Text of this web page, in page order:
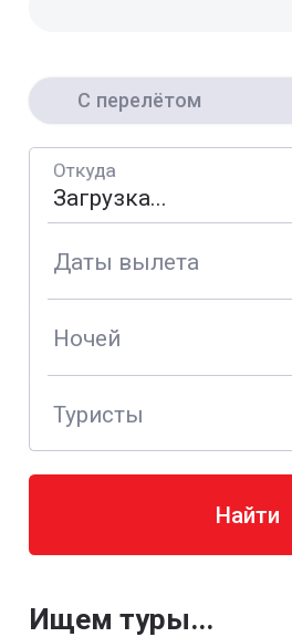
С перелётом
Откуда
Даты вылета
Ночей
Туристы
Найти
Ищем туры...